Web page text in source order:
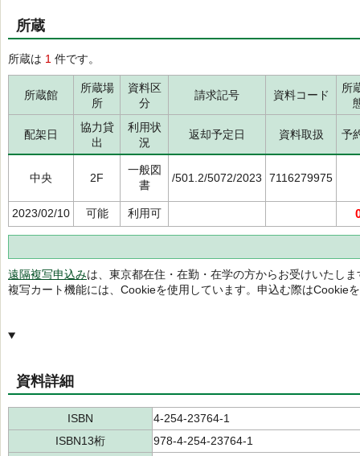
所蔵
所蔵は 1 件です。
所蔵館
所蔵場
所
資料区
分
請求記号 資料コード
所
配架日
協力貸
出
利用状
況
返却予定日 資料取扱 予
中央 2F
一般図
書
/501.2/5072/2023 7116279975
2023/02/10 可能 利用可
遠隔複写申込みは、東京都在住・在勤・在学の方からお受けいたしま
複写カート機能には、Cookieを使用しています。申込む際はCookie
資料詳細
ISBN
4-254-23764-1
ISBN13桁
978-4-254-23764-1